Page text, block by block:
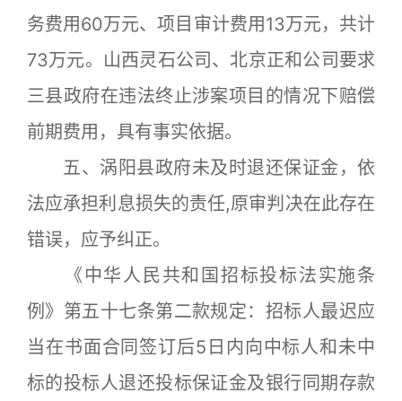
务费用60万元、项目审计费用13万元，共计
73万元。山西灵石公司、北京正和公司要求
三县政府在违法终止涉案项目的情况下赔偿
前期费用，具有事实依据。
五、涡阳县政府未及时退还保证金，依
法应承担利息损失的责任,原审判决在此存在
错误，应予纠正。
《中华人民共和国招标投标法实施条
例》第五十七条第二款规定：招标人最迟应
当在书面合同签订后5日内向中标人和未中
标的投标人退还投标保证金及银行同期存款